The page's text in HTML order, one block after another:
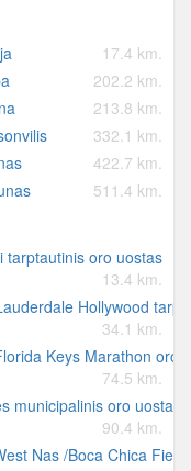
17.4 km.
202.2 km.
213.8 km.
332.1 km.
422.7 km.
511.4 km.
tarptautinis oro uostas
13.4 km.
Hollywood
34.1 km.
Keys Marathon oro
74.5 km.
municipalinis oro uostas
90.4 km.
Nas /Boca Chica